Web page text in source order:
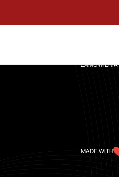
ZAMÓWIENIA
MADE WITH